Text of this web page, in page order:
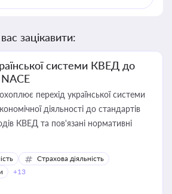
зацікавити:
системи КВЕД до
перехід української системи
діяльності до стандартів
КВЕД та пов'язані нормативні
Страхова діяльність
+13